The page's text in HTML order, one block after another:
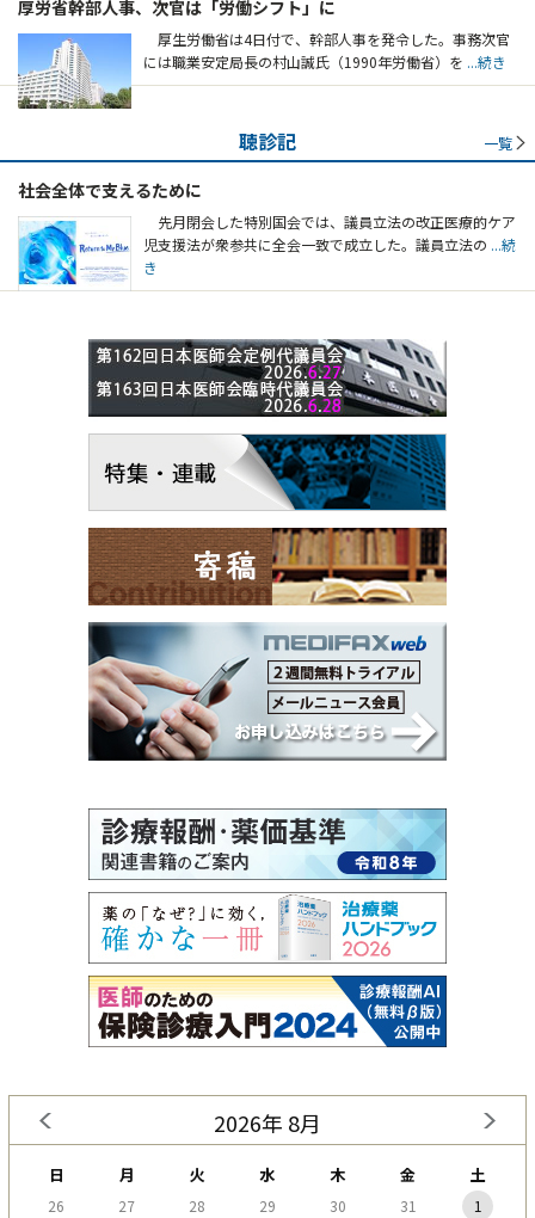
厚労省幹部人事、次官は「労働シフト」に
厚生労働省は4日付で、幹部人事を発令した。事務次官
には職業安定局長の村山誠氏（1990年労働省）を ...続き
聴診記 一覧
社会全体で支えるために
先月閉会した特別国会では、議員立法の改正医療的ケア
児支援法が衆参共に全会一致で成立した。議員立法の ...続
き
2026年 8月
日 月 火 水 木 金 土
26 27 28 29 30 31
1